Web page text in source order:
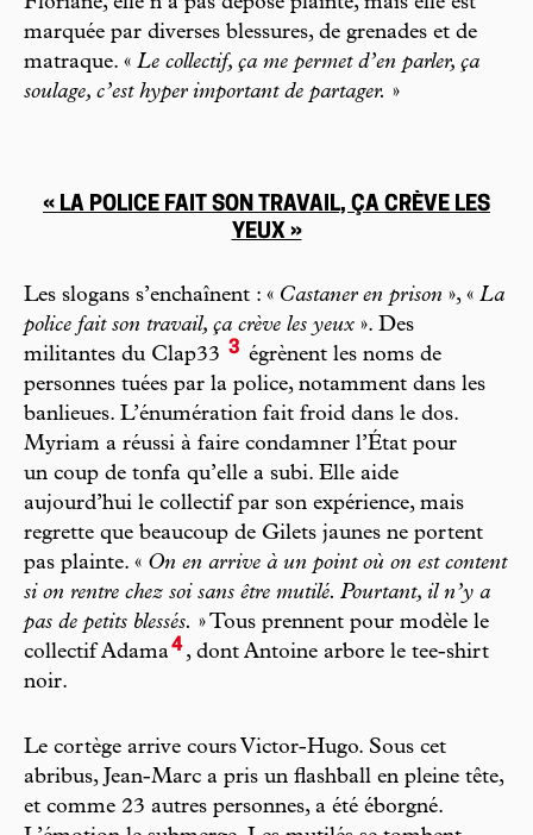
marquée par diverses blessures, de grenades et de
matraque. « Le collectif, ça me permet d’en parler, ça
soulage, c’est hyper important de partager. »
« LA POLICE FAIT SON TRAVAIL, ÇA CRÈVE LES
YEUX »
Les slogans s’enchaînent : « Castaner en prison », « La
police fait son travail, ça crève les yeux ». Des
militantes du Clap33 3 égrènent les noms de
personnes tuées par la police, notamment dans les
banlieues. L’énumération fait froid dans le dos.
Myriam a réussi à faire condamner l’État pour
un coup de tonfa qu’elle a subi. Elle aide
aujourd’hui le collectif par son expérience, mais
regrette que beaucoup de Gilets jaunes ne portent
pas plainte. « On en arrive à un point où on est content
si on rentre chez soi sans être mutilé. Pourtant, il n’y a
pas de petits blessés. » Tous prennent pour modèle le
collectif Adama4, dont Antoine arbore le tee-shirt
noir.
Le cortège arrive cours Victor-Hugo. Sous cet
abribus, Jean-Marc a pris un flashball en pleine tête,
et comme 23 autres personnes, a été éborgné.